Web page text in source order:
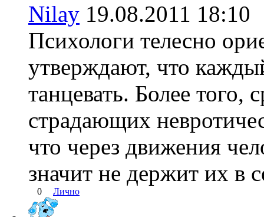
Nilay 19.08.2011
Психологи телесно
утверждают, что
танцевать. Более того,
страдающих
что через движения
значит не держит их в
0 Лично